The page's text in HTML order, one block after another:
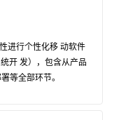
进行个性化移 动软件
开 发），包含从产品
等全部环节。